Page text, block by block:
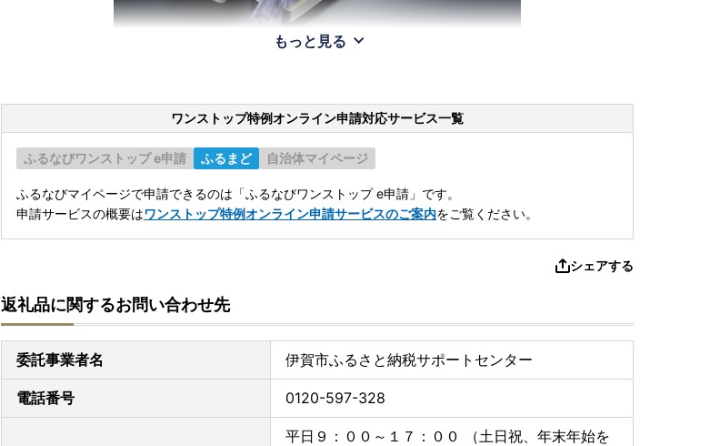
もっと見る
ワンストップ特例オンライン申請対応サービス一覧
ふるなびワンストップ e申請 ふるまど 自治体マイページ
ふるなびマイページで申請できるのは「ふるなびワンストップ e申請」です。
申請サービスの概要はワンストップ特例オンライン申請サービスのご案内をご覧ください。
シェアする
返礼品に関するお問い合わせ先
委託事業者名 伊賀市ふるさと納税サポートセンター
電話番号 0120-597-328
平日９：００～１７：００ （土日祝、年末年始を